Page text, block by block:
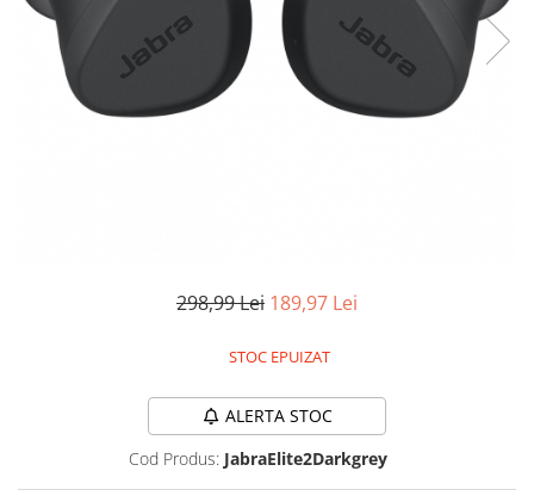
Aspiratoare Auto
Produse Cosmetica Auto
Scule auto
Casa, Gradina & Bricolaj
Corpuri de iluminat interior
Echipamente protectia muncii
Folii si pungi alimentare
Frapiere si Clesti Gheata
298,99 Lei 189,97 Lei
STOC EPUIZAT
ALERTA STOC
Cod Produs: JabraElite2Darkgrey